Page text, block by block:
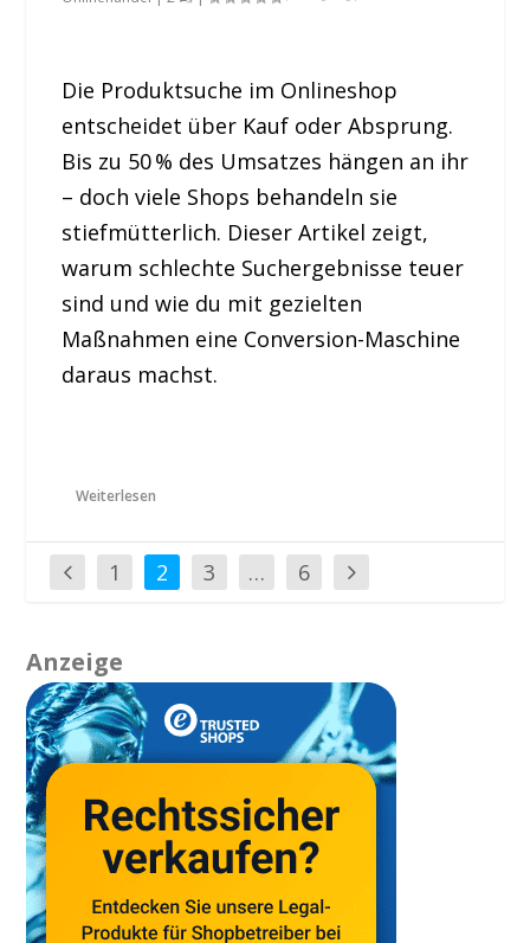
Die Produktsuche im Onlineshop
entscheidet über Kauf oder Absprung.
Bis zu 50 % des Umsatzes hängen an ihr
– doch viele Shops behandeln sie
stiefmütterlich. Dieser Artikel zeigt,
warum schlechte Suchergebnisse teuer
sind und wie du mit gezielten
Maßnahmen eine Conversion-Maschine
daraus machst.
Weiterlesen
1 2 3 … 6
Anzeige